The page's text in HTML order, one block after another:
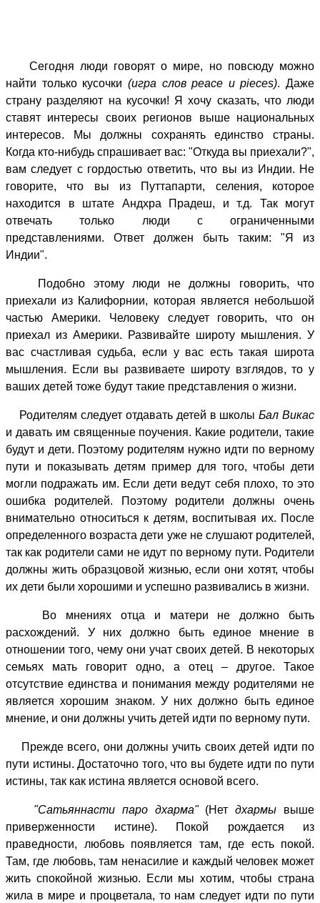
Сегодня люди говорят о мире, но повсюду можно
найти только кусочки (игра слов peace и pieces). Даже
страну разделяют на кусочки! Я хочу сказать, что люди
ставят интересы своих регионов выше национальных
интересов. Мы должны сохранять единство страны.
Когда кто-нибудь спрашивает вас: "Откуда вы приехали?",
вам следует с гордостью ответить, что вы из Индии. Не
говорите, что вы из Путтапарти, селения, которое
находится в штате Андхра Прадеш, и т.д. Так могут
отвечать только люди с ограниченными
представлениями. Ответ должен быть таким: "Я из
Индии".
Подобно этому люди не должны говорить, что
приехали из Калифорнии, которая является небольшой
частью Америки. Человеку следует говорить, что он
приехал из Америки. Развивайте широту мышления. У
вас счастливая судьба, если у вас есть такая широта
мышления. Если вы развиваете широту взглядов, то у
ваших детей тоже будут такие представления о жизни.
Родителям следует отдавать детей в школыБал Викас
и давать им священные поучения. Какие родители, такие
будут и дети. Поэтому родителям нужно идти по верному
пути и показывать детям пример для того, чтобы дети
могли подражать им. Если дети ведут себя плохо, то это
ошибка родителей. Поэтому родители должны очень
внимательно относиться к детям, воспитывая их. После
определенного возраста дети уже не слушают родителей,
так как родители сами не идут по верному пути. Родители
должны жить образцовой жизнью, если они хотят, чтобы
их дети были хорошими и успешно развивались в жизни.
Во мнениях отца и матери не должно быть
расхождений. У них должно быть единое мнение в
отношении того, чему они учат своих детей. В некоторых
семьях мать говорит одно, а отец – другое. Такое
отсутствие единства и понимания между родителями не
является хорошим знаком. У них должно быть единое
мнение, и они должны учить детей идти по верному пути.
Прежде всего, они должны учить своих детей идти по
пути истины. Достаточно того, что вы будете идти по пути
истины, так как истина является основой всего.
"Сатьяннасти паро дхарма"(Нетдхармы выше
приверженности истине). Покой рождается из
праведности, любовь появляется там, где есть покой.
Там, где любовь, там ненасилие и каждый человек может
жить спокойной жизнью. Если мы хотим, чтобы страна
жила в мире и процветала, то нам следует идти по пути